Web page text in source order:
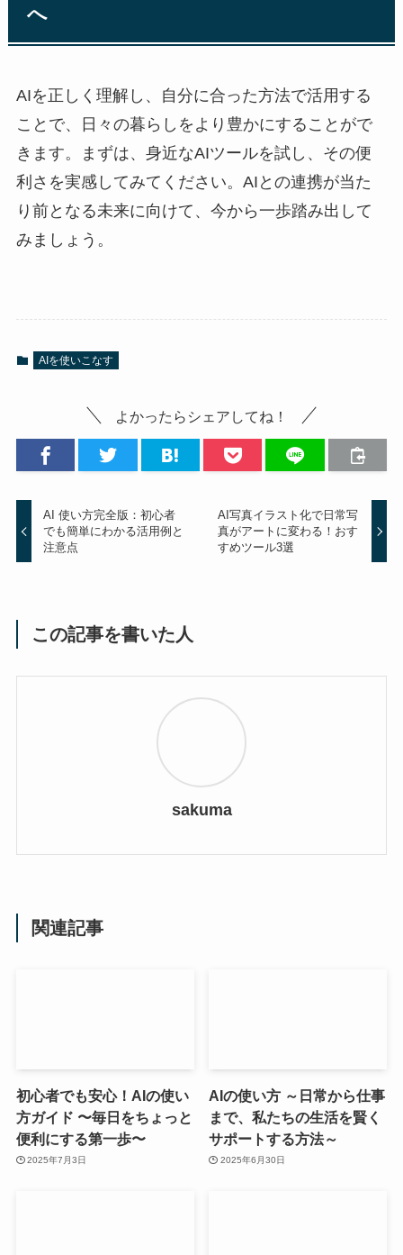
へ
AIを正しく理解し、自分に合った方法で活用する
ことで、日々の暮らしをより豊かにすることがで
きます。まずは、身近なAIツールを試し、その便
利さを実感してみてください。AIとの連携が当た
り前となる未来に向けて、今から一歩踏み出して
みましょう。
AIを使いこなす
よかったらシェアしてね！
AI 使い方完全版：初心者
でも簡単にわかる活用例と
注意点
AI写真イラスト化で日常写
真がアートに変わる！おす
すめツール3選
この記事を書いた人
sakuma
関連記事
初心者でも安心！AIの使い
方ガイド 〜毎日をちょっと
便利にする第一歩〜
2025年7月3日
AIの使い方 ～日常から仕事
まで、私たちの生活を賢く
サポートする方法～
2025年6月30日